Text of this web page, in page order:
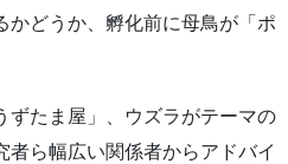
かどうか、孵化前に母鳥が「ポ
ずたま屋」、ウズラがテーマの
ら幅広い関係者からアドバイ